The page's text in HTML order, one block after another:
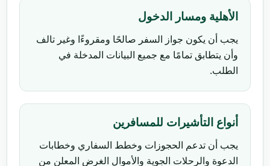
الأهلية ومسار الدخول
يجب أن يكون جواز السفر صالحًا ومقروءًا وغير تالف
وأن يتطابق تمامًا مع جميع البيانات المدخلة في
الطلب.
أنواع التأشيرات للمسافرين
يجب أن تدعم الحجوزات وخطط السفاري وخطابات
الدعوة والرحلات الجوية والأموال الغرض المعلن من